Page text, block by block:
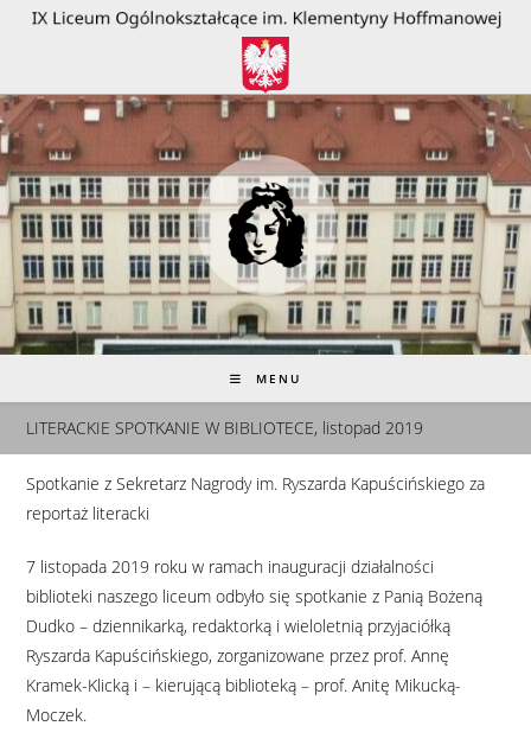
treści
MENU
LITERACKIE SPOTKANIE W BIBLIOTECE, listopad 2019
Spotkanie z Sekretarz Nagrody im. Ryszarda Kapuścińskiego za
reportaż literacki
7 listopada 2019 roku w ramach inauguracji działalności
biblioteki naszego liceum odbyło się spotkanie z Panią Bożeną
Dudko – dziennikarką, redaktorką i wieloletnią przyjaciółką
Ryszarda Kapuścińskiego, zorganizowane przez prof. Annę
Kramek-Klicką i – kierującą biblioteką – prof. Anitę Mikucką-
Moczek.